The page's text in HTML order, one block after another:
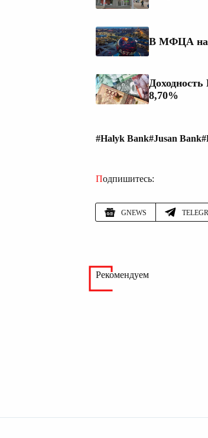
В МФЦА
8,70%
#Halyk Bank#Jusan Bank
Подпишитесь:
GNEWS
Рекомендуем